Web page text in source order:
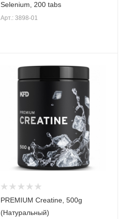
Selenium, 200 tabs
Арт.: 3898-01
PREMIUM Creatine, 500g
(Натуральный)